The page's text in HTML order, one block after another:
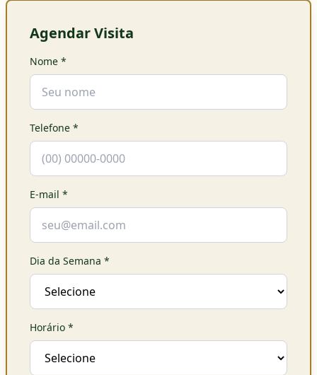
Agendar Visita
Nome *
Telefone *
E-mail *
Dia da Semana *
Horário *